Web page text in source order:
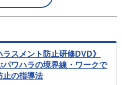
ラスメント防止研修DVD》
パワハラの境界線・ワークで
止の指導法